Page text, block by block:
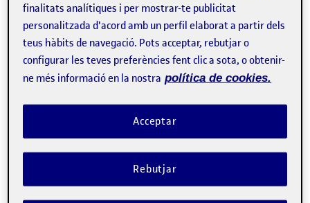
Inscriure-s'hi
Contacte
finalitats analítiques i per mostrar-te publicitat
personalitzada d'acord amb un perfil elaborat a partir dels
teus hàbits de navegació. Pots acceptar, rebutjar o
configurar les teves preferències fent clic a sota, o obtenir-
ne més informació en la nostra política de cookies.
Rebutjar
Acceptar